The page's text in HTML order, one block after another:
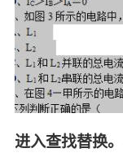
进入查找替换。